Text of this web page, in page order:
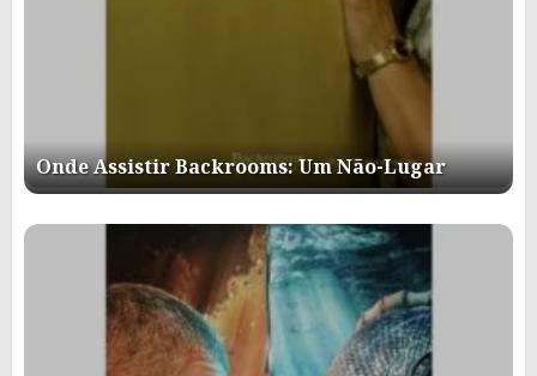
Onde Assistir Backrooms: Um Não-Lugar